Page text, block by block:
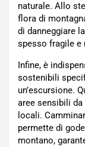
naturale. Allo
flora di
di danneggiare
spesso fragile e
Infine, è
sostenibili
un’escursione.
aree sensibili
locali.
permette di
montano,